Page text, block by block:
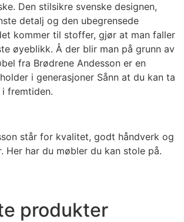
Den stilsikre svenske designen,
detalj og den ubegrensede
kommer til stoffer, gjør at man faller
øyeblikk. Å der blir man på grunn av
fra Brødrene Andesson er en
i generasjoner Sånn at du kan ta
fremtiden.
står for kvalitet, godt håndverk og
Her har du møbler du kan stole på.
produkter